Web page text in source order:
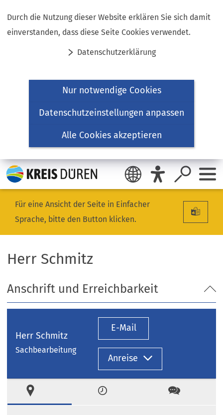
Durch die Nutzung dieser Website erklären Sie sich damit
einverstanden, dass diese Seite Cookies verwendet.
Datenschutzerklärung
Nur notwendige Cookies
Datenschutzeinstellungen anpassen
Alle Cookies akzeptieren
Inhalt anspringen
Für eine Ansicht der Seite in Einfacher
Sprache, bitte den Button klicken.
Herr Schmitz
Anschrift und Erreichbarkeit
Herr Schmitz
Sachbearbeitung
E-Mail
Anreise
Zeiten Kontakt